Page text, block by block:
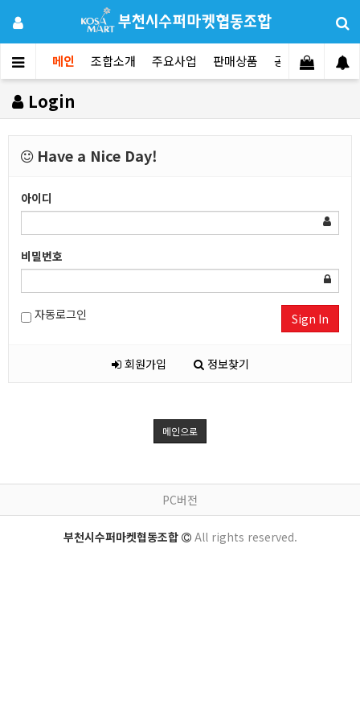
메인 조합소개 주요사업 판매상품 공지사항 문
Login
Have a Nice Day!
아이디
비밀번호
자동로그인 Sign In
회원가입 정보찾기
메인으로
PC버전
부천시수퍼마켓협동조합 All rights reserved.